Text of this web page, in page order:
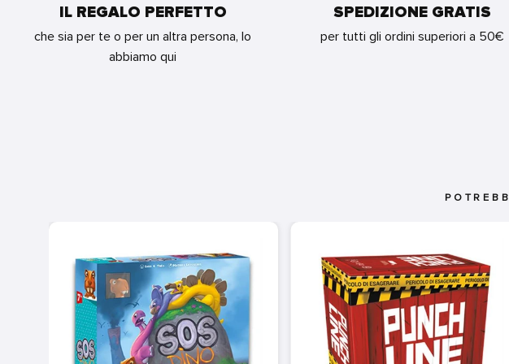
IL REGALO PERFETTO
che sia per te o per un altra persona, lo
abbiamo qui
SPEDIZIONE GRATIS
per tutti gli ordini superiori a 50€